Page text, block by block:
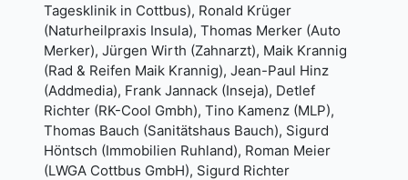
Tagesklinik in Cottbus), Ronald Krüger
(Naturheilpraxis Insula), Thomas Merker (Auto
Merker), Jürgen Wirth (Zahnarzt), Maik Krannig
(Rad & Reifen Maik Krannig), Jean-Paul Hinz
(Addmedia), Frank Jannack (Inseja), Detlef
Richter (RK-Cool Gmbh), Tino Kamenz (MLP),
Thomas Bauch (Sanitätshaus Bauch), Sigurd
Höntsch (Immobilien Ruhland), Roman Meier
(LWGA Cottbus GmbH), Sigurd Richter